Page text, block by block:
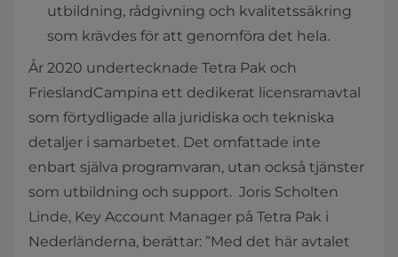
utbildning, rådgivning och kvalitetssäkring
som krävdes för att genomföra det hela.
År 2020 undertecknade Tetra Pak och
FrieslandCampina ett dedikerat licensramavtal
som förtydligade alla juridiska och tekniska
detaljer i samarbetet. Det omfattade inte
enbart själva programvaran, utan också tjänster
som utbildning och support. Joris Scholten
Linde, Key Account Manager på Tetra Pak i
Nederländerna, berättar: ”Med det här avtalet